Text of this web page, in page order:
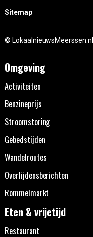
Sitemap
© LokaalnieuwsMeerssen.nl
Omgeving
Activiteiten
Benzineprijs
Stroomstoring
Gebedstijden
Wandelroutes
Overlijdensberichten
Rommelmarkt
Eten & vrijetijd
Restaurant